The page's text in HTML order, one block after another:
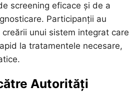
screening eficace și de a
Participanții au
unui sistem integrat care
la tratamentele necesare,
Autorități